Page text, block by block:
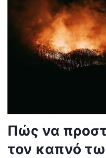
Πώς να
τον καπνό